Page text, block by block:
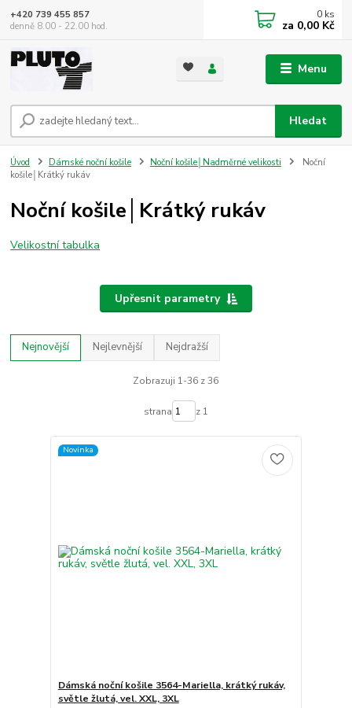
Menu
Hledat
+420 739 455 857
denně 8.00 - 22.00 hod.
0 ks
za 0,00 Kč
Úvod Dámské noční košile Noční košile│Nadměrné velikosti
Noční
košile│Krátký rukáv
Noční košile│Krátký rukáv
Velikostní tabulka
Upřesnit parametry
Nejnovější Nejlevnější Nejdražší
Zobrazuji 1-36 z 36
strana z 1
Novinka
Dámská noční košile 3564-Mariella, krátký rukáv,
světle žlutá, vel. XXL, 3XL